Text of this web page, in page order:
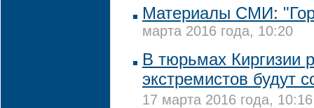
Материалы СМИ:
марта 2016 года, 10:20
В тюрьмах Киргизии
экстремистов будут
17 марта 2016 года, 10:16